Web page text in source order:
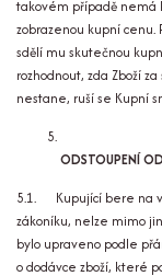
takovém případě nemá
zobrazenou kupní
sdělí mu skutečnou
rozhodnout, zda Zboží
nestane, ruší se Kupní
ODSTOUPENÍ
5.1. Kupující bere na
zákoníku, nelze mimo
bylo upraveno podle
o dodávce zboží, které